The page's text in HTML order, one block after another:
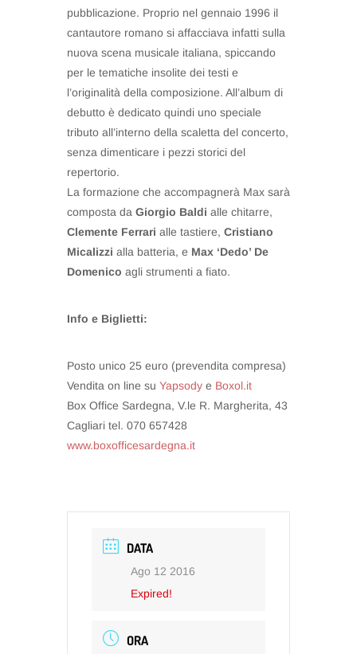
pubblicazione. Proprio nel gennaio 1996 il
cantautore romano si affacciava infatti sulla
nuova scena musicale italiana, spiccando
per le tematiche insolite dei testi e
l’originalità della composizione. All’album di
debutto è dedicato quindi uno speciale
tributo all’interno della scaletta del concerto,
senza dimenticare i pezzi storici del
repertorio.
La formazione che accompagnerà Max sarà
composta da Giorgio Baldi alle chitarre,
Clemente Ferrari alle tastiere, Cristiano
Micalizzi alla batteria, e Max ‘Dedo’ De
Domenico agli strumenti a fiato.
Info e Biglietti:
Posto unico 25 euro (prevendita compresa)
Vendita on line su Yapsody e Boxol.it
Box Office Sardegna, V.le R. Margherita, 43
Cagliari tel. 070 657428
www.boxofficesardegna.it
DATA
Ago 12 2016
Expired!
ORA